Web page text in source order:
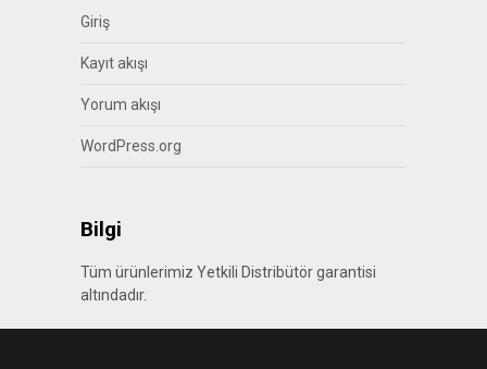
Giriş
Kayıt akışı
Yorum akışı
WordPress.org
Bilgi
Tüm ürünlerimiz Yetkili Distribütör garantisi
altındadır.